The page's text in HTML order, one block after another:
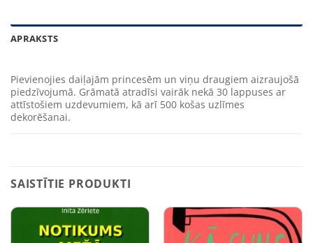
APRAKSTS
Pievienojies daiļajām princesēm un viņu draugiem aizraujošā
piedzīvojumā. Grāmatā atradīsi vairāk nekā 30 lappuses ar
attīstošiem uzdevumiem, kā arī 500 košas uzlīmes
dekorēšanai.
SAISTĪTIE PRODUKTI